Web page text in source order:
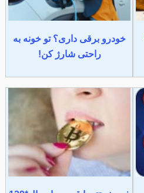
خودرو برقی داری؟ تو خونه به
راحتی شارژ کن!